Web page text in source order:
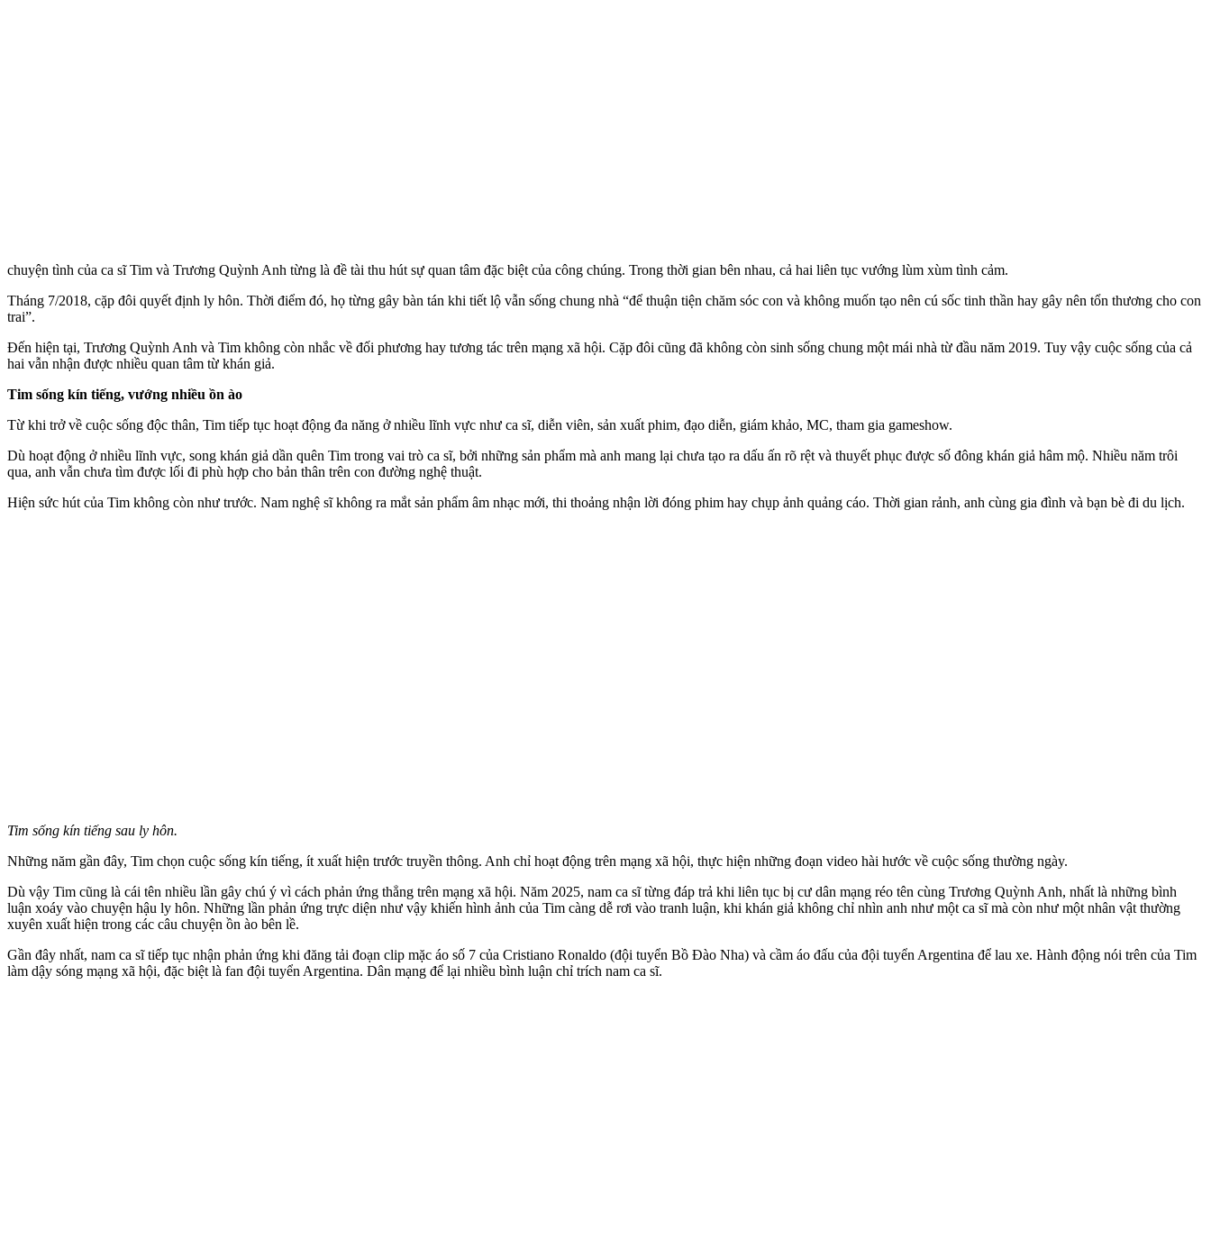
chu‌yện tìn‌h của ca sĩ Tim và Trương Quỳnh Anh từng là đề tài thu hút sự quan tâm đặc biệt của công chúng. Trong thời gian bên nhau, cả hai liên tục vướng lùm xùm tình cảm.
Tháng 7/2018, cặp đôi quyết định ly hôn. Thời điểm đó, họ từng gây bàn tán khi tiết lộ vẫn sống chung nhà “để thuận tiện chăm sóc con và không muốn tạo nên cú sốc tinh thần hay gây nên tổn thương cho con
trai”.
Đến hiện tại, Trương Quỳnh Anh và Tim không còn nhắc về đối phương hay tương tác trên mạng xã hội. Cặp đôi cũng đã không còn sinh sống chung một mái nhà từ đầu năm 2019. Tuy vậy cuộc sống của cả
hai vẫn nhận được nhiều quan tâm từ khán giả.
Tim sống kín tiếng, vướng nhiều ồn ào
Từ khi trở về cuộc sống độc thân, Tim tiếp tục hoạt động đa năng ở nhiều lĩnh vực như ca sĩ, diễn viên, sản xuất phim, đạo diễn, giám khảo, MC, tham gia gameshow.
Dù hoạt động ở nhiều lĩnh vực, song khán giả dần quên Tim trong vai trò ca sĩ, bởi những sản phẩm mà anh mang lại chưa tạo ra dấu ấn rõ rệt và thuyết phục được số đông khán giả hâm mộ. Nhiều năm trôi
qua, anh vẫn chưa tìm được lối đi phù hợp cho bản thân trên con đường nghệ thuật.
Hiện sức hút của Tim không còn như trước. Nam nghệ sĩ không ra mắt sản phẩm âm nhạc mới, thi thoảng nhận lời đóng phim hay chụp ảnh quảng cáo. Thời gian rảnh, anh cùng gia đình và bạn bè đi du lịch.
Tim sống kín tiếng sau ly hôn.
Những năm gần đây, Tim chọn cuộc sống kín tiếng, ít xuất hiện trước truyền thông. Anh chỉ hoạt động trên mạng xã hội, thực hiện những đoạn video hài hước về cuộc sống thường ngày.
Dù vậy Tim cũng là cái tên nhiều lần gây chú ý vì cách phản ứng thẳng trên mạng xã hội. Năm 2025, nam ca sĩ từng đáp trả khi liên tục bị cư dân mạng réo tên cùng Trương Quỳnh Anh, nhất là những bình
luận xoáy vào chuyện hậu ly hôn. Những lần phản ứng trực diện như vậy khiến hình ảnh của Tim càng dễ rơi vào tranh luận, khi khán giả không chỉ nhìn anh như một ca sĩ mà còn như một nhân vật thường
xuyên xuất hiện trong các câu chuyện ồn ào bên lề.
Gần đây nhất, nam ca sĩ tiếp tục nhận phản ứng khi đăng tải đoạn clip mặc áo số 7 của Cristiano Ronaldo (đội tuyển Bồ Đào Nha) và cầm áo đấu của đội tuyển Argentina để lau xe. Hành động nói trên của Tim
làm dậy sóng mạng xã hội, đặc biệt là fan đội tuyển Argentina. Dân mạng để lại nhiều bình luận chỉ trích nam ca sĩ.